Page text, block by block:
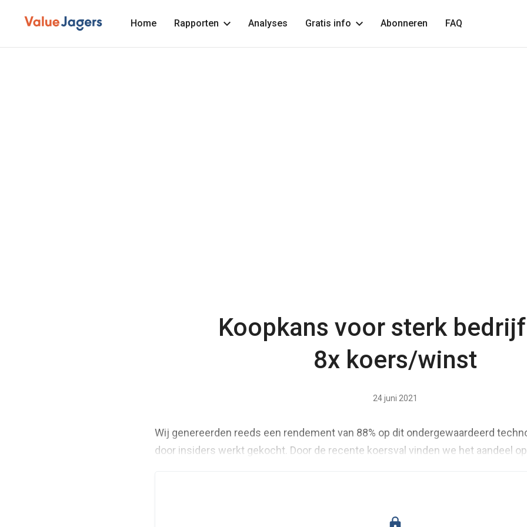
Home Rapporten Analyses Gratis info Abonneren FAQ
Koopkans voor sterk
8x koers/winst
24 juni 2021
Wij genereerden reeds een rendement van 88% op dit ondergewaardeerd
door insiders werkt gekocht. Door de recente koersval vinden we het aandeel